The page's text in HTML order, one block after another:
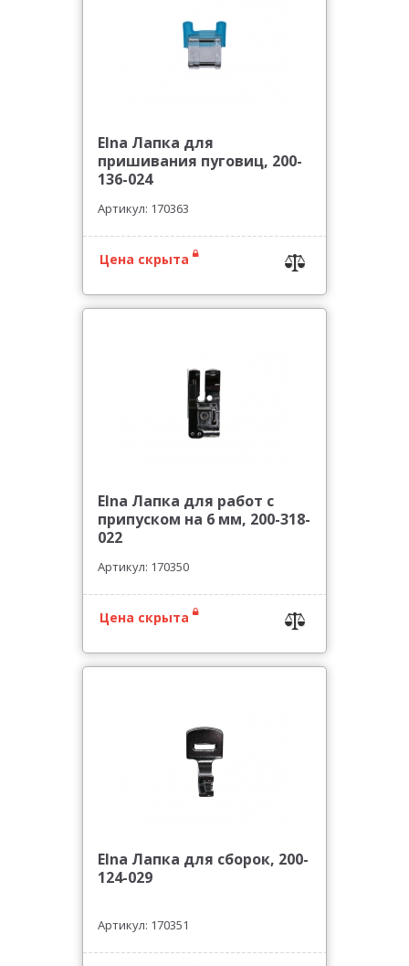
Elna Лапка для
пришивания пуговиц, 200-
136-024
Артикул: 170363
Цена скрыта
Elna Лапка для работ с
припуском на 6 мм, 200-318-
022
Артикул: 170350
Цена скрыта
Elna Лапка для сборок, 200-
124-029
Артикул: 170351